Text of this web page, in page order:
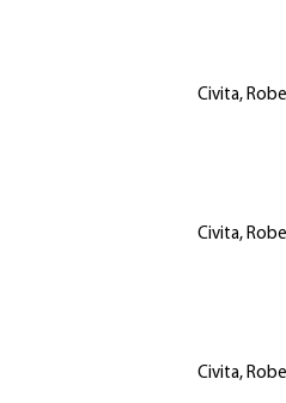
Civita,
Civita,
Civita,